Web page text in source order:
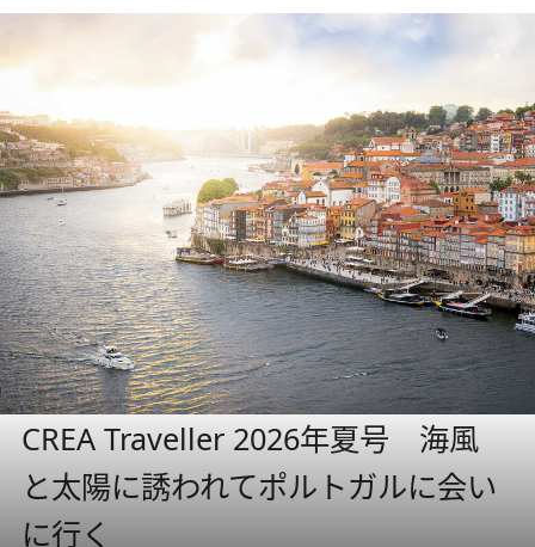
CREA Traveller 2026年夏号 海風
と太陽に誘われてポルトガルに会い
に行く